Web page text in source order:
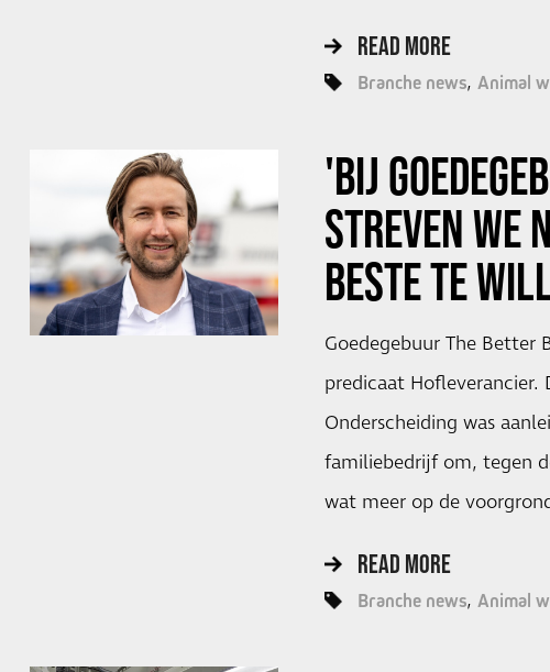
READ MORE
Branche news Animal
'BIJ
STREVEN WE
BESTE TE
Goedegebuur The Better
predicaat Hofleverancier.
Onderscheiding was
familiebedrijf om, tegen
wat meer op de
READ MORE
Branche news Animal